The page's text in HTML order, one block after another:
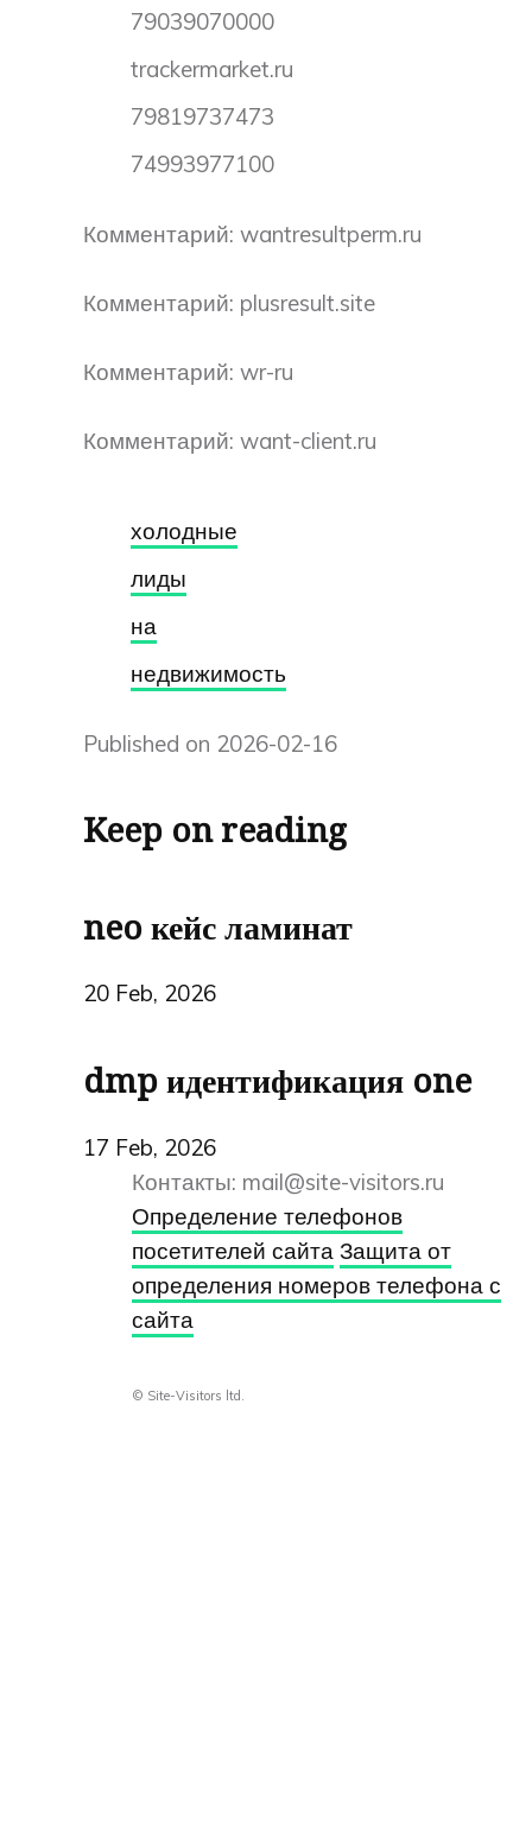
79039070000
trackermarket.ru
79819737473
74993977100
Комментарий: wantresultperm.ru
Комментарий: plusresult.site
Комментарий: wr-ru
Комментарий: want-client.ru
холодные
лиды
на
недвижимость
Published on 2026-02-16
Keep on reading
neo кейс ламинат
20 Feb, 2026
dmp идентификация one
17 Feb, 2026
Контакты: mail@site-visitors.ru
Определение телефонов
посетителей сайта Защита от
определения номеров телефона с
сайта
© Site-Visitors ltd.